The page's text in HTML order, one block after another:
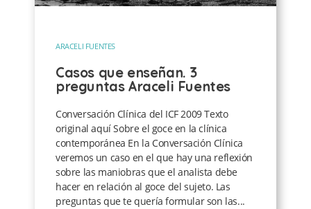
ARACELI FUENTES
Casos que enseñan. 3
preguntas Araceli Fuentes
Conversación Clínica del ICF 2009 Texto
original aquí Sobre el goce en la clínica
contemporánea En la Conversación Clínica
veremos un caso en el que hay una reflexión
sobre las maniobras que el analista debe
hacer en relación al goce del sujeto. Las
preguntas que te quería formular son las...